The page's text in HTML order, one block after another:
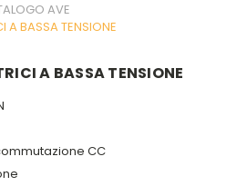
AVE
A BASSA TENSIONE
A BASSA TENSIONE
CC